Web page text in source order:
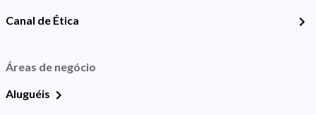
Canal de Ética
Áreas de negócio
Aluguéis